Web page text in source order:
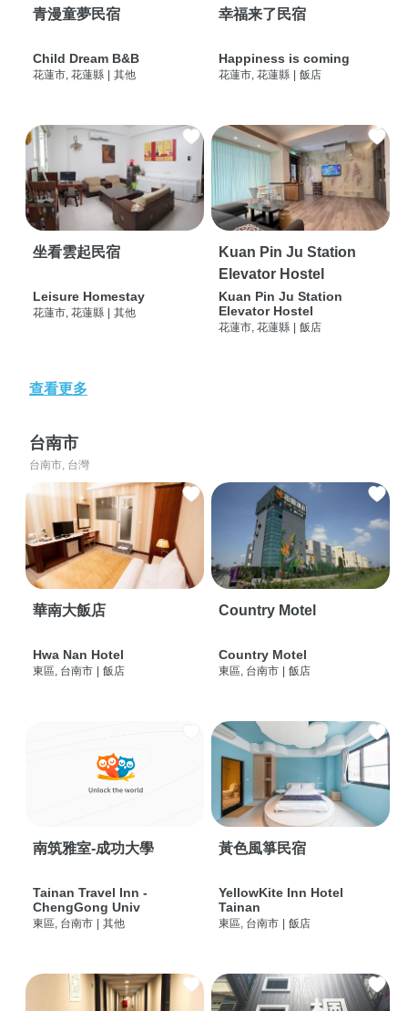
青漫童夢民宿
Child Dream B&B
花蓮市, 花蓮縣 其他
幸福来了民宿
Happiness is coming
花蓮市, 花蓮縣 飯店
坐看雲起民宿
Leisure Homestay
花蓮市, 花蓮縣 其他
Kuan Pin Ju Station
Elevator Hostel
Kuan Pin Ju Station
Elevator Hostel
花蓮市, 花蓮縣 飯店
查看更多
台南市
台南市, 台灣
華南大飯店
Hwa Nan Hotel
東區, 台南市 | 飯店
Country Motel
Country Motel
東區, 台南市 | 飯店
南筑雅室-成功大學
Tainan Travel Inn -
ChengGong Univ
東區, 台南市 | 其他
黃色風箏民宿
YellowKite Inn Hotel
Tainan
東區, 台南市 | 飯店